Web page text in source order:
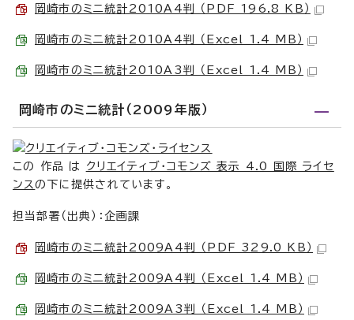
岡崎市のミニ統計2010A4判 （PDF 196.8 KB）
岡崎市のミニ統計2010A4判 （Excel 1.4 MB）
岡崎市のミニ統計2010A3判 （Excel 1.4 MB）
岡崎市のミニ統計（2009年版）
この 作品 は クリエイティブ・コモンズ 表示 4.0 国際 ライセ
ンスの下に提供されています。
担当部署（出典）：企画課
岡崎市のミニ統計2009A4判 （PDF 329.0 KB）
岡崎市のミニ統計2009A4判 （Excel 1.4 MB）
岡崎市のミニ統計2009A3判 （Excel 1.4 MB）